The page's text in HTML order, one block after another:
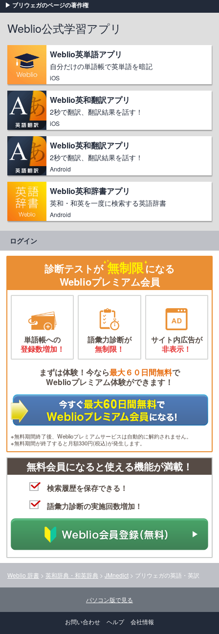
ブリウェガのページの著作権
Weblio公式学習アプリ
Weblio英単語アプリ
自分だけの単語帳で英単語を暗記
iOS
Weblio英和翻訳アプリ
2秒で翻訳、翻訳結果を話す！
iOS
Weblio英和翻訳アプリ
2秒で翻訳、翻訳結果を話す！
Android
Weblio英和辞書アプリ
英和・和英を一度に検索する英語辞書
Android
ログイン
診断テストが 無制限になる
Weblioプレミアム会員
単語帳への
登録数増加！
語彙力診断が
無制限！
サイト内広告が
非表示！
まずは体験！今なら最大６０日間無料で
Weblioプレミアム体験ができます！
※無料期間終了後、Weblioプレミアムサービスは自動的に解約されません。
※無料期間が終了すると月額330円(税込)が発生します。
無料会員になると使える機能が満載！
検索履歴を保存できる！
語彙力診断の実施回数増加！
Weblio 辞書 > 英和辞典・和英辞典 > JMnedict > ブリウェガの英語・英訳
パソコン版で見る
お問い合わせ ヘルプ 会社情報